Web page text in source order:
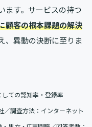
ます。サービスの持つ
顧客の根本課題の解決
、異動の決断に至りま
ての認知率・登録率
／調査方法：インターネット